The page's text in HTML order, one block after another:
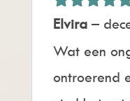
Elvira –
Wat een
ontroerend